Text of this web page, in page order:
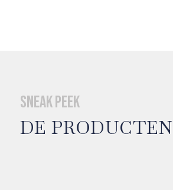
Sneak peek
DE PRODUCTEN